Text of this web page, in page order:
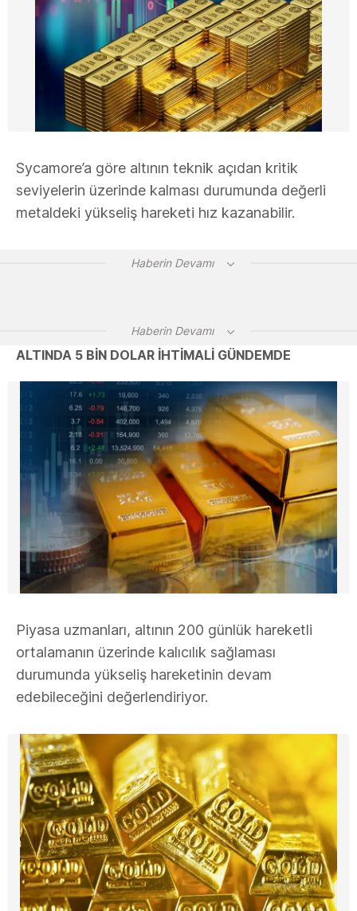
Sycamore’a göre altının teknik açıdan kritik
seviyelerin üzerinde kalması durumunda değerli
metaldeki yükseliş hareketi hız kazanabilir.
Haberin Devamı
Haberin Devamı
ALTINDA 5 BİN DOLAR İHTİMALİ GÜNDEMDE
Piyasa uzmanları, altının 200 günlük hareketli
ortalamanın üzerinde kalıcılık sağlaması
durumunda yükseliş hareketinin devam
edebileceğini değerlendiriyor.